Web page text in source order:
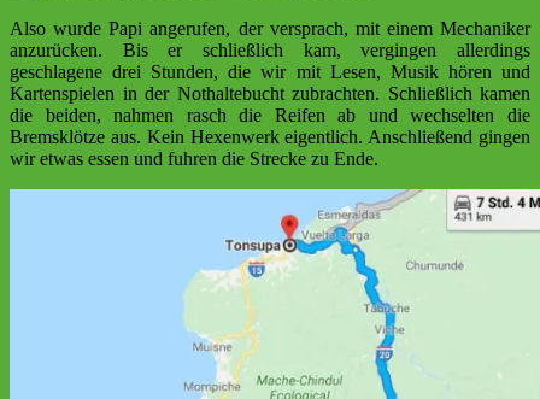
Also wurde Papi angerufen, der versprach, mit einem Mechaniker
anzurücken. Bis er schließlich kam, vergingen allerdings
geschlagene drei Stunden, die wir mit Lesen, Musik hören und
Kartenspielen in der Nothaltebucht zubrachten. Schließlich kamen
die beiden, nahmen rasch die Reifen ab und wechselten die
Bremsklötze aus. Kein Hexenwerk eigentlich. Anschließend gingen
wir etwas essen und fuhren die Strecke zu Ende.